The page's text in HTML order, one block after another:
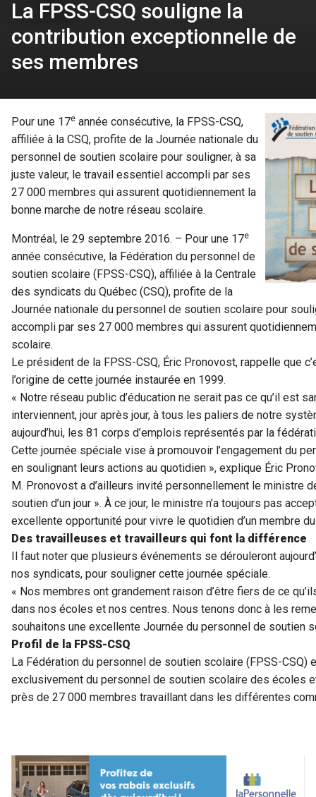
La FPSS-CSQ souligne la
contribution exceptionnelle de
ses membres
Pour une 17e année consécutive, la FPSS-CSQ,
affiliée à la CSQ, profite de la Journée nationale du
personnel de soutien scolaire pour souligner, à sa
juste valeur, le travail essentiel accompli par ses
27 000 membres qui assurent quotidiennement la
bonne marche de notre réseau scolaire.
Montréal, le 29 septembre 2016. – Pour une 17e
année consécutive, la Fédération du personnel de
soutien scolaire (FPSS-CSQ), affiliée à la Centrale
des syndicats du Québec (CSQ), profite de la
Journée nationale du personnel de soutien scolaire pour
accompli par ses 27 000 membres qui assurent
scolaire.
Le président de la FPSS-CSQ, Éric Pronovost, rappelle que
l’origine de cette journée instaurée en 1999.
« Notre réseau public d’éducation ne serait pas ce qu’il est
interviennent, jour après jour, à tous les paliers de notre
aujourd’hui, les 81 corps d’emplois représentés par la
Cette journée spéciale vise à promouvoir l’engagement du
en soulignant leurs actions au quotidien », explique Éric
M. Pronovost a d’ailleurs invité personnellement le ministre
soutien d’un jour ». À ce jour, le ministre n’a toujours pas
excellente opportunité pour vivre le quotidien d’un membre
Des travailleuses et travailleurs qui font la différence
Il faut noter que plusieurs événements se dérouleront
nos syndicats, pour souligner cette journée spéciale.
« Nos membres ont grandement raison d’être fiers de ce
dans nos écoles et nos centres. Nous tenons donc à les
souhaitons une excellente Journée du personnel de soutien
Profil de la FPSS-CSQ
La Fédération du personnel de soutien scolaire (FPSS-
exclusivement du personnel de soutien scolaire des écoles
près de 27 000 membres travaillant dans les différentes